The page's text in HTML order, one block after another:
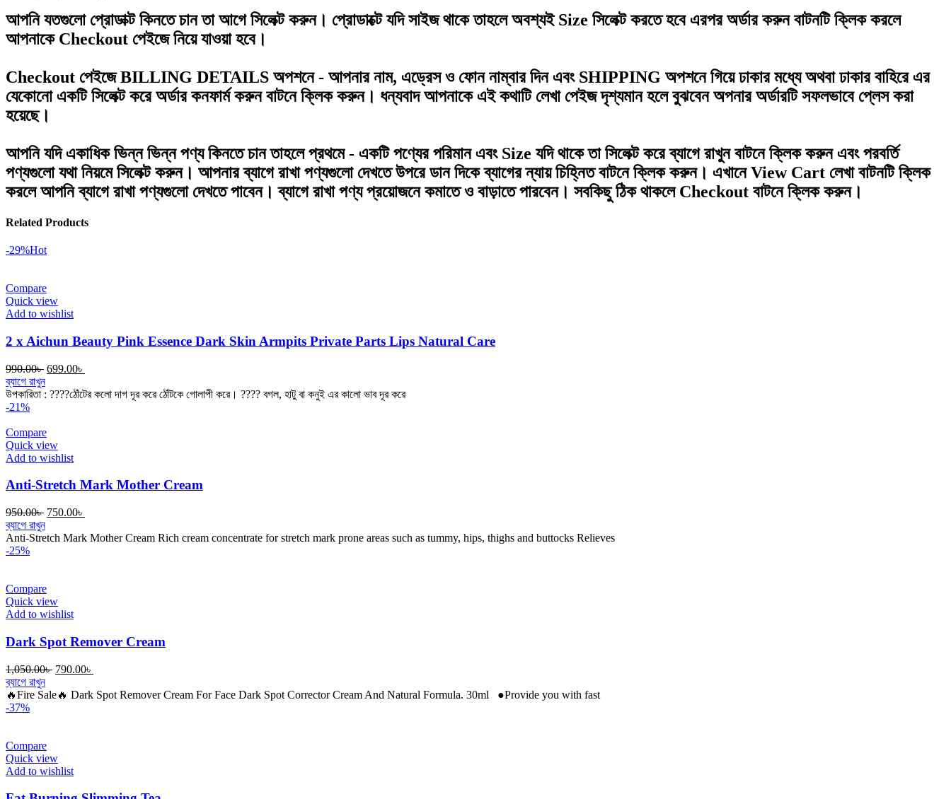
আপনি যতগুলো প্রোডাক্ট কিনতে চান তা আগে সিলেক্ট করুন। প্রোডাক্টে যদি সাইজ থাকে তাহলে অবশ্যইSize সিলেক্ট করতে হবে এরপরঅর্ডার করুনবাটনটি ক্লিক করলে
আপনাকে Checkout পেইজে নিয়ে যাওয়া হবে।
Checkout পেইজেBILLING DETAILS অপশনে - আপনারনাম, এড্রেসও ফোন নাম্বারদিন এবং SHIPPING অপশনে গিয়েঢাকার মধ্যেঅথবাঢাকার বাহিরেএর
যেকোনো একটি সিলেক্ট করেঅর্ডার কনফার্ম করুনবাটনে ক্লিক করুন। ধন্যবাদ আপনাকেএই কথাটি লেখা পেইজ দৃশ্যমান হলে বুঝবেন অপনার অর্ডারটি সফলভাবে প্লেস করা
হয়েছে।
আপনি যদি একাধিক ভিন্ন ভিন্ন পণ্য কিনতে চান তাহলে প্রথমে - একটি পণ্যের পরিমান এবং Size যদি থাকে তা সিলেক্ট করেব্যাগে রাখুনবাটনে ক্লিক করুন এবং পরবর্তি
পণ্যগুলো যথা নিয়মে সিলেক্ট করুন। আপনার ব্যাগে রাখা পণ্যগুলো দেখতে উপরে ডান দিকে ব্যাগের ন্যায় চিহ্নিত বাটনে ক্লিক করুন। এখানেView Cart লেখা বাটনটি ক্লিক
করলে আপনি ব্যাগে রাখা পণ্যগুলো দেখতে পাবেন। ব্যাগে রাখা পণ্য প্রয়োজনে কমাতে ও বাড়াতে পারবেন। সবকিছু ঠিক থাকলেCheckout বাটনে ক্লিক করুন।
Related Products
-29%Hot
Compare
Quick view
Add to wishlist
2 x Aichun Beauty Pink Essence Dark Skin Armpits Private Parts Lips Natural Care
990.00৳ Original
was:
699.00৳
is:
ব্যাগে রাখুন
উপকারিতা : ????ঠোঁটের কলো দাগ দূর করে ঠোঁটকে গোলাপী করে। ???? বগল, হাটু বা কনুই এর কালো ভাব দূর করে
-21%
Compare
Quick view
Add to wishlist
Anti-Stretch Mark Mother Cream
950.00৳ Original
was:
750.00৳
is:
ব্যাগে রাখুন
Anti-Stretch Mark Mother Cream Rich cream concentrate for stretch mark prone areas such as tummy, hips, thighs and buttocks Relieves
-25%
Compare
Quick view
Add to wishlist
Dark Spot Remover Cream
1,050.00৳ Original
was:
790.00৳
is:
ব্যাগে রাখুন
🔥Fire Sale🔥 Dark Spot Remover Cream For Face Dark Spot Corrector Cream And Natural Formula. 30ml ●Provide you with fast
-37%
Compare
Quick view
Add to wishlist